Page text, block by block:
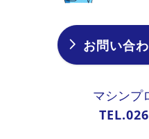
お問い合
マシンプ